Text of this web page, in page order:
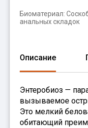
Биоматериал:
анальных складок
Описание
Энтеробиоз —
вызываемое
Это мелкий
обитающий